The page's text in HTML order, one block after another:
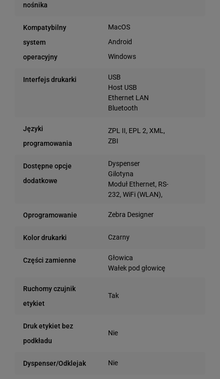
nośnika
Kompatybilny
system
operacyjny
MacOS
Android
Windows
Interfejs drukarki
USB
Host USB
Ethernet LAN
Bluetooth
Języki
programowania
ZPL II, EPL 2, XML,
ZBI
Dostępne opcje
dodatkowe
Dyspenser
Gilotyna
Moduł Ethernet, RS-
232, WiFi (WLAN),
Oprogramowanie Zebra Designer
Kolor drukarki Czarny
Części zamienne
Głowica
Wałek pod głowicę
Ruchomy czujnik
etykiet
Tak
Druk etykiet bez
podkładu
Nie
Dyspenser/Odklejak Nie